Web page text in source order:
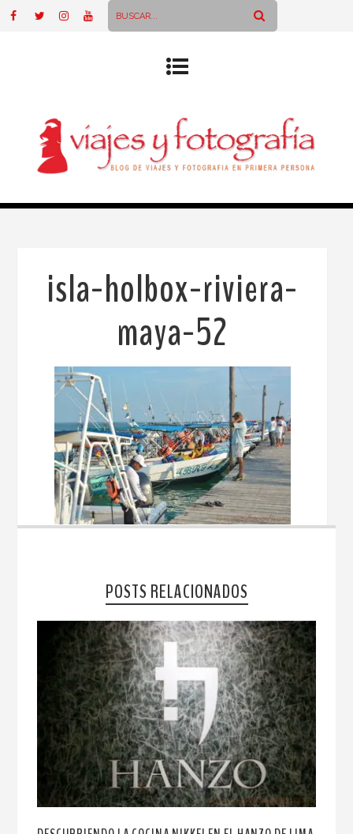
isla-holbox-riviera-
maya-52
POSTS RELACIONADOS